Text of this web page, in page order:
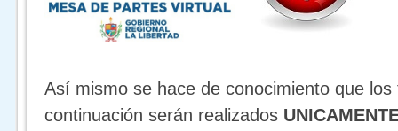
Así mismo se hace de conocimiento que
continuación serán realizados